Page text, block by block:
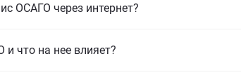
ОСАГО через интернет?
что на нее влияет?